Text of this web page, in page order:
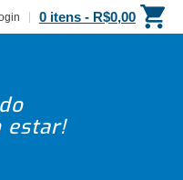
0 itens - R$0,00
estar!